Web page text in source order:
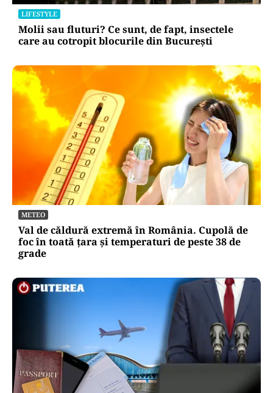
LIFESTYLE
Molii sau fluturi? Ce sunt, de fapt, insectele
care au cotropit blocurile din București
METEO
Val de căldură extremă în România. Cupolă de
foc în toată țara și temperaturi de peste 38 de
grade